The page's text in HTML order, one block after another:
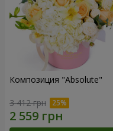
Композиция "Absolute"
3 412 грн